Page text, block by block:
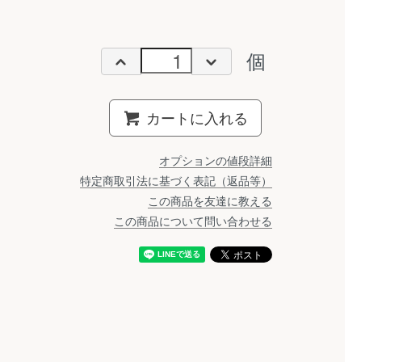
個
カートに入れる
オプションの値段詳細
特定商取引法に基づく表記（返品等）
この商品を友達に教える
この商品について問い合わせる